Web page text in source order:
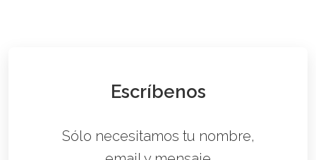
Escríbenos
Sólo necesitamos tu nombre,